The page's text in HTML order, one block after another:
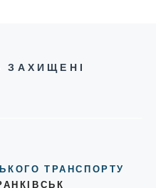
ЗАХИЩЕНІ
ТРАНСПОРТУ